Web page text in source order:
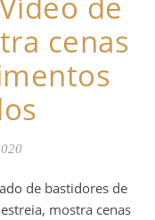
cenas
mostra cenas